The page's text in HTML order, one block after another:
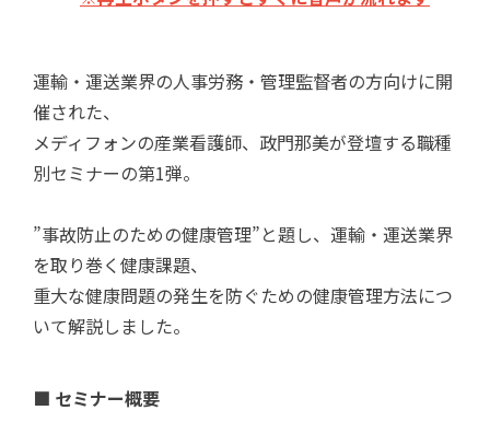
運輸・運送業界の人事労務・管理監督者の方向けに開
催された、
メディフォンの産業看護師、政門那美が登壇する職種
別セミナーの第1弾。
”事故防止のための健康管理”と題し、運輸・運送業界
を取り巻く健康課題、
重大な健康問題の発生を防ぐための健康管理方法につ
いて解説しました。
■ セミナー概要